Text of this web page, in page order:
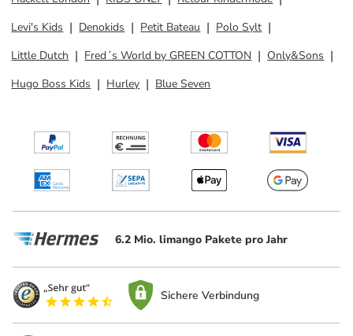
Levi's Kids
Denokids Petit Bateau
Polo Sylt
Little Dutch
Fred´s World by GREEN COTTON
Only&Sons
Hugo Boss Kids
Hurley Blue Seven
6.2 Mio. limango Pakete pro Jahr
Sichere Verbindung